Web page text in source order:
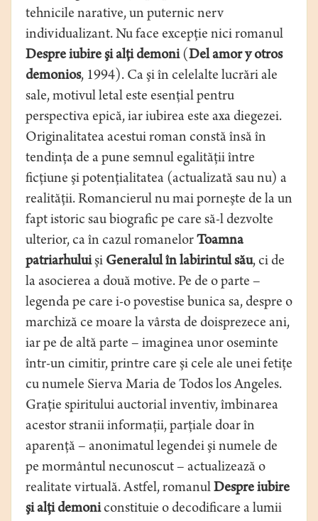
tehnicile narative, un puternic nerv
individualizant. Nu face excepţie nici romanul
Despre iubire şi alţi demoni(Del amor y otros
demonios, 1994). Ca şi în celelalte lucrări ale
sale, motivul letal este esenţial pentru
perspectiva epică, iar iubirea este axa diegezei.
Originalitatea acestui roman constă însă în
tendinţa de a pune semnul egalităţii între
ficţiune şi potenţialitatea (actualizată sau nu) a
realităţii. Romancierul nu mai porneşte de la un
fapt istoric sau biografic pe care să-l dezvolte
ulterior, ca în cazul romanelorToamna
patriarhuluişi Generalul în labirintul său, ci de
la asocierea a două motive. Pe de o parte –
legenda pe care i-o povestise bunica sa, despre o
marchiză ce moare la vârsta de doisprezece ani,
iar pe de altă parte – imaginea unor oseminte
într-un cimitir, printre care şi cele ale unei fetiţe
cu numele Sierva Maria de Todos los Angeles.
Graţie spiritului auctorial inventiv, îmbinarea
acestor stranii informaţii, parţiale doar în
aparenţă – anonimatul legendei şi numele de
pe mormântul necunoscut – actualizează o
realitate virtuală. Astfel, romanulDespre iubire
şi alţi demoniconstituie o decodificare a lumii